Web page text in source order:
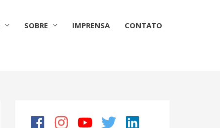
SOBRE IMPRENSA CONTATO